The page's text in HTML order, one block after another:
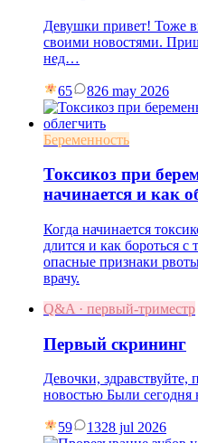
Девушки привет! Тоже
своими новостями.
нед…
65 826 may 2026
Беременность
Токсикоз при
начинается и как
Когда начинается
длится и как бороться
опасные признаки
врачу.
Q&A · первый-триместр
Первый скрининг
Девочки, здравствуйте,
новостью Были
59 1328 jul 2026